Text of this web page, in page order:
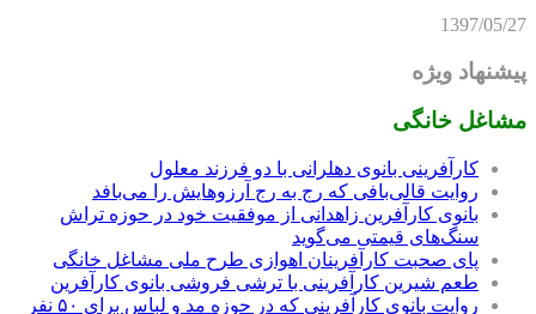
1397/05/27
پیشنهاد ویژه
مشاغل خانگی
کارآفرینی بانوی دهلرانی با دو فرزند معلول
روایت قالی‌بافی که رج به رج آرزوهایش را می‌بافد
بانوی کارآفرین زاهدانی از موفقیت خود در حوزه تراش
سنگ‌های قیمتی می‌گوید
پای صحبت کارآفرینان اهوازی طرح ملی مشاغل خانگی
طعم شیرین کارآفرینی با ترشی فروشی بانوی کارآفرین
روایت بانوی کارآفرینی که در حوزه مد و لباس برای ۵۰ نفر